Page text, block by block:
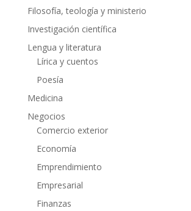
Filosofía, teología y ministerio
Investigación científica
Lengua y literatura
Lírica y cuentos
Poesía
Medicina
Negocios
Comercio exterior
Economía
Emprendimiento
Empresarial
Finanzas